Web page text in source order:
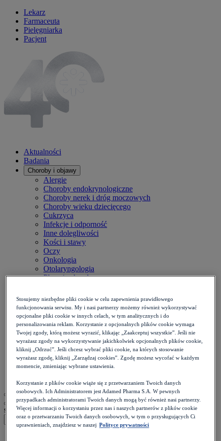
Lekarz
Farmaceuta
Pielęgniarka
Pacjent
Aktualności
Badania
Choroby i objawy
Alergie
Choroby endokrynologiczne
Choroby nerek i dróg moczowych
Choroby wieku dziecięcego
Cukrzyca
Infekcje i odporność
Inne dolegliwości
Kości i stawy
Oczy
Onkologia
Otolaryngologia
Płuca i oskrzela
Reumatologia
Serce i naczynia
Skóra i paznokcie
Stomatologia
Układ nerwowy
Diety
Kalkulatory
Zdrowie psychiczne
Ból i stan zapalny
szukaj
Stosujemy niezbędne pliki cookie w celu zapewnienia prawidłowego
funkcjonowania serwisu. My i nasi partnerzy możemy również wykorzystywać
opcjonalne pliki cookie w innych celach, w tym analitycznych i do
personalizowania reklam. Korzystanie z opcjonalnych plików cookie wymaga
Twojej zgody, którą możesz wyrazić, klikając „Zaakceptuj wszystkie”. Jeśli nie
wyrażasz zgody na wykorzystywanie jakichkolwiek opcjonalnych plików cookie,
kliknij „Odrzuć”. Jeśli chcesz wybrać pliki cookie, na których stosowanie
wyrażasz zgodę, kliknij „Zarządzaj cookies”. Zgodę możesz wycofać w każdym
momencie, zmieniając wybrane ustawienia.
Korzystanie z plików cookie wiąże się z przetwarzaniem Twoich danych
osobowych. Ich Administratorem jest Adamed Pharma S.A. W pewnych
przypadkach administratorami Twoich danych mogą być również nasi partnerzy.
Więcej informacji o korzystaniu przez nas i naszych partnerów z plików cookie
oraz o przetwarzaniu Twoich danych osobowych, w tym o przysługujących Ci
uprawnieniach, znajdziesz w naszej Polityce prywatności